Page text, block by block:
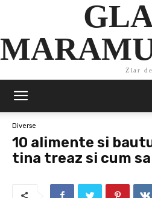
Ziar
Diverse
10 alimente si
tina treaz si cum